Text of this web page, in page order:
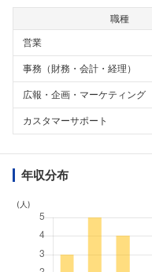
職種
営業
事務（財務・会計・経理）
広報・企画・マーケティング
カスタマーサポート
年収分布
(人)